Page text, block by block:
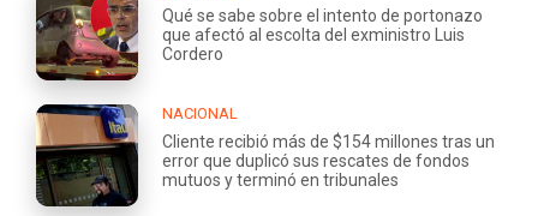
Qué se sabe sobre el intento de portonazo
que afectó al escolta del exministro Luis
Cordero
NACIONAL
Cliente recibió más de $154 millones tras un
error que duplicó sus rescates de fondos
mutuos y terminó en tribunales